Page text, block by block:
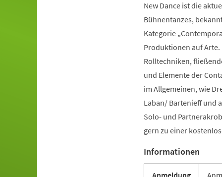
New Dance ist die
Bühnentanzes,
Kategorie
Produktionen auf Arte.
Rolltechniken,
und Elemente der
im Allgemeinen, wie
Laban/ Bartenieff und
Solo- und
gern zu einer
Informationen
Anmeldung